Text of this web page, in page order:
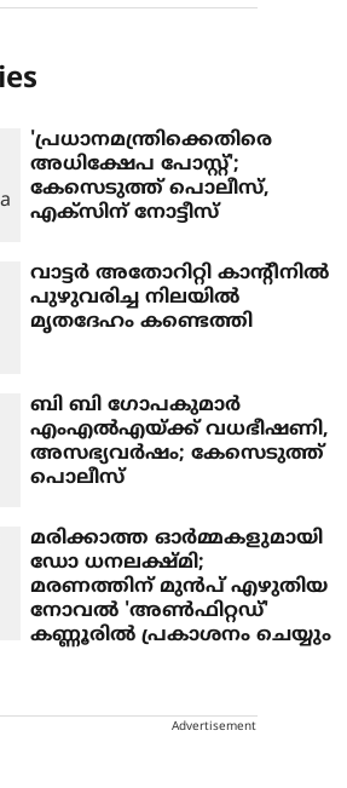
'പ്രധാനമന്ത്രിക്കെതിരെ
അധിക്ഷേപ പോസ്റ്റ്';
കേസെടുത്ത് പൊലീസ്,
എക്‌സിന് നോട്ടീസ്
വാട്ടർ അതോറിറ്റി കാന്റീനിൽ
പുഴുവരിച്ച നിലയിൽ
മൃതദേഹം കണ്ടെത്തി
ബി ബി ഗോപകുമാർ
എംഎൽഎയ്ക്ക് വധഭീഷണി,
അസഭ്യവർഷം; കേസെടുത്ത്
പൊലീസ്
മരിക്കാത്ത ഓർമ്മകളുമായി
ഡോ ധനലക്ഷ്മി;
മരണത്തിന് മുൻപ് എഴുതിയ
നോവൽ 'അൺഫിറ്റഡ്'
കണ്ണൂരിൽ പ്രകാശനം ചെയ്യും
Advertisement